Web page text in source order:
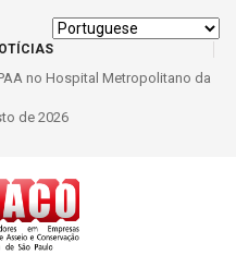
no Hospital Metropolitano da
dos trabalhadores
de 2026